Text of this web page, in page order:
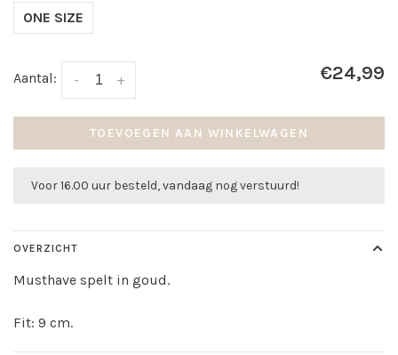
ONE SIZE
Aantal: +
- €24,99
TOEVOEGEN AAN WINKELWAGEN
Voor 16.00 uur besteld, vandaag nog verstuurd!
OVERZICHT
Musthave spelt in goud.
Fit: 9 cm.